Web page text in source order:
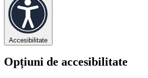
Accesibilitate
Opțiuni de accesibilitate